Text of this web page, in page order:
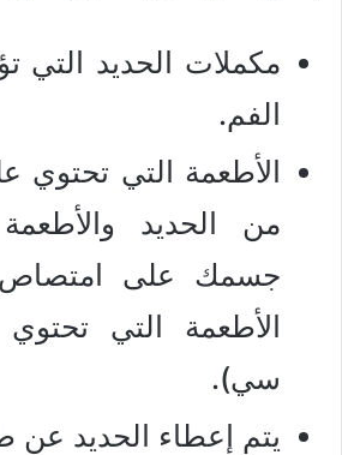
مكملات الحديد
الفم.
الأطعمة التي تحتوي
من الحديد
جسمك على امتصاص
الأطعمة التي
سي).
يتم إعطاء الحديد